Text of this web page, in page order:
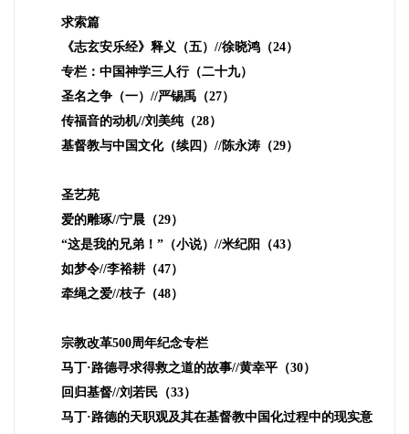
求索篇
《志玄安乐经》释义（五） //徐晓鸿（24）
专栏：中国神学三人行（二十九）
圣名之争（一） //严锡禹（27）
传福音的动机//刘美纯（28）
基督教与中国文化（续四） //陈永涛（29）
圣艺苑
爱的雕琢//宁晨（29）
“这是我的兄弟！”（小说） //米纪阳（43）
如梦令//李裕耕（47）
牵绳之爱//枝子（48）
宗教改革500周年纪念专栏
马丁·路德寻求得救之道的故事//黄幸平（30）
回归基督//刘若民（33）
马丁·路德的天职观及其在基督教中国化过程中的现实意